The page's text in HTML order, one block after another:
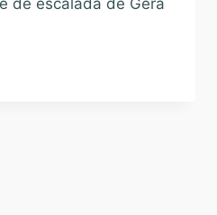
de escalada de Gera